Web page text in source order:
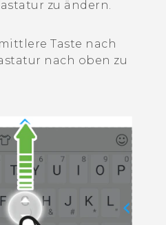
zu ändern.
Taste nach
nach oben zu